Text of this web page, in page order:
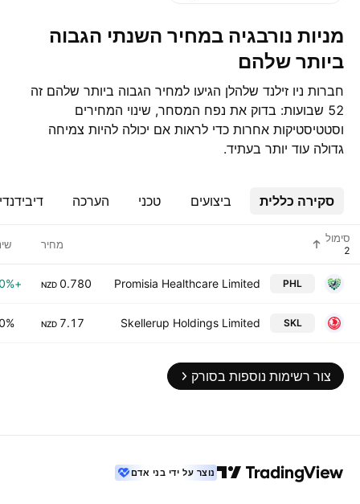
מניות נורבגיה במחיר השנתי הגבוה
ביותר שלהם
חברות ניו זילנד שלהלן הגיעו למחיר הגבוה ביותר שלהם זה
52 שבועות: בדוק את נפח המסחר, שינוי המחירים
וסטטיסטיקות אחרות כדי לראות אם יכולה להיות צמיחה
גדולה עוד יותר בעתיד.
סקירה כללית ביצועים טכני הערכה
סימול מחיר
PHL
Promisia Healthcare Limited
0.780
NZD
+4.00%
SKL
Skellerup Holdings Limited
7.17
NZD
צור רשימות נוספות בסורק
נוצר על ידי בני אדם